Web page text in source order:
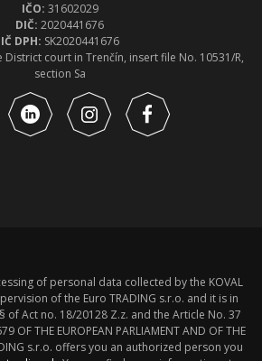
IČO: 31602029
DIČ: 2020441676
IČ DPH: SK2020441676
District court in Trenčín, insert file No. 10531/R,
section Sa
of personal data collected by the KOVAL
of the Euro TRADING s.r.o. and it is in
of Act no. 18/20128 Z.z. and the Article No. 37
OF THE EUROPEAN PARLIAMENT AND OF THE
s.r.o. offers you an authorized person you